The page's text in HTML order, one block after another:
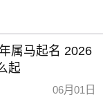
属马起名 2026
起
06月01日